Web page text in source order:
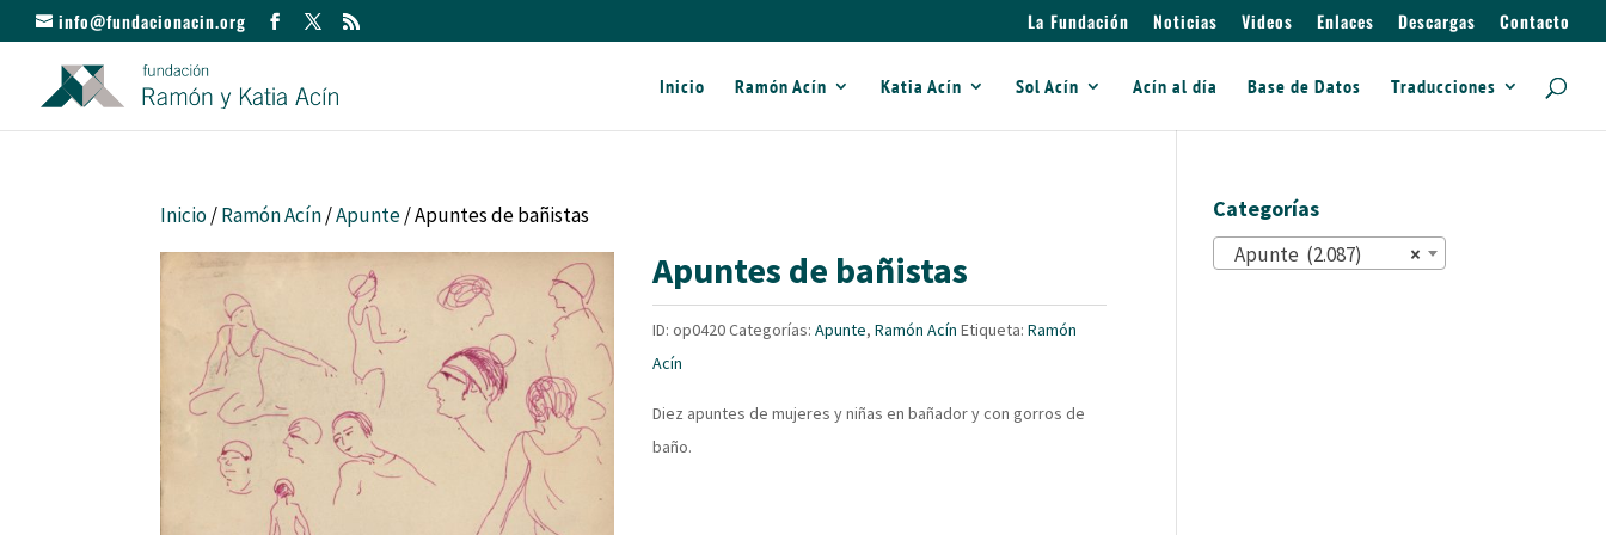
info@fundacionacin.org La Fundación Noticias Videos Enlaces Descargas Contacto
Inicio Ramón Acín Katia Acín Sol Acín Acín al día Base de Datos Traducciones
Inicio/Ramón Acín/Apunte/ Apuntes de bañistas
Apuntes de bañistas
ID:op0420Categorías:Apunte,Ramón Acín Etiqueta:Ramón
Acín
Diez apuntes de mujeres y niñas en bañador y con gorros de
baño.
Categorías
×
Apunte (2.087)